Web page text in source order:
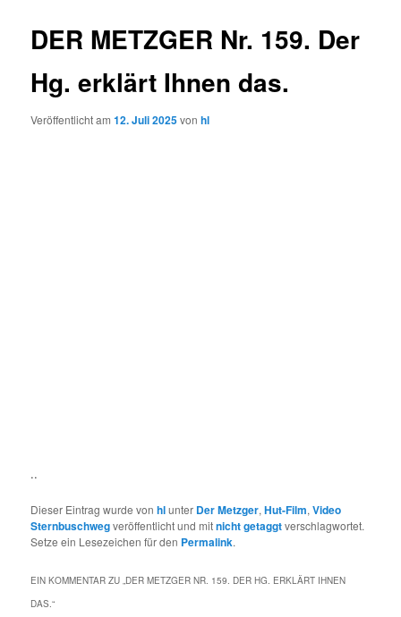
DER METZGER Nr. 159. Der
Hg. erklärt Ihnen das.
Veröffentlicht am12. Juli 2025vonhl
..
Dieser Eintrag wurde vonhlunter Der Metzger,Hut-Film,Video
Sternbuschwegveröffentlicht und mitnicht getaggtverschlagwortet.
Setze ein Lesezeichen für den Permalink.
EIN KOMMENTAR ZU „DER METZGER NR. 159. DER HG. ERKLÄRT IHNEN
DAS.“